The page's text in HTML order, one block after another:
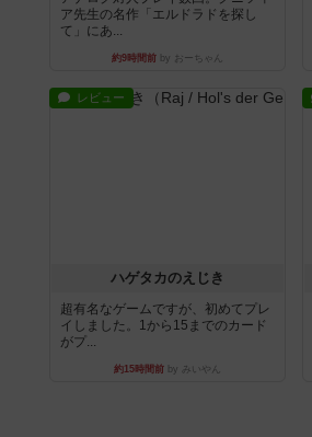
ア先生の名作「エルドラドを探し
て」にあ...
約9時間前 by おーちゃん
レビュー
ハゲタカのえじき
超有名なゲームですが、初めてプレ
イしました。1から15までのカード
がプ...
約15時間前 by みいやん